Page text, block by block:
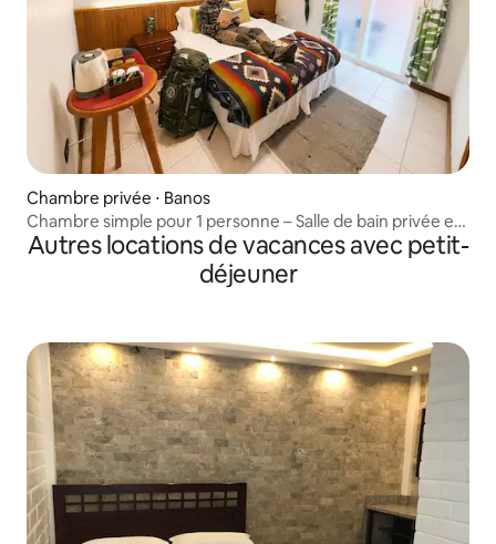
Chambre privée ⋅ Banos
Chambre simple pour 1 personne – Salle de bain privée et
petit-déjeuner
Autres locations de vacances avec petit-
déjeuner